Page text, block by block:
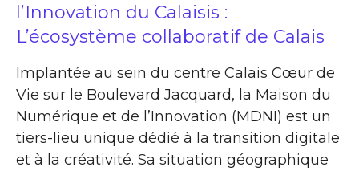
l’Innovation du Calaisis :
L’écosystème collaboratif de Calais
Implantée au sein du centre Calais Cœur de
Vie sur le Boulevard Jacquard, la Maison du
Numérique et de l’Innovation (MDNI) est un
tiers-lieu unique dédié à la transition digitale
et à la créativité. Sa situation géographique